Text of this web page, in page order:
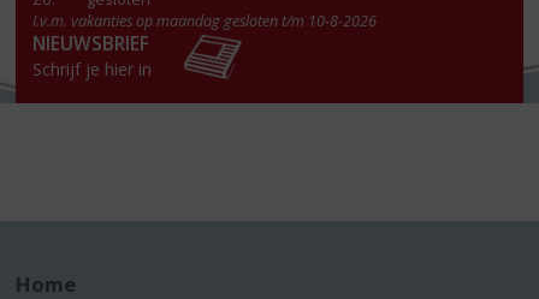
I.v.m. vakanties op maandag gesloten t/m 10-8-2026
NIEUWSBRIEF
Schrijf je hier in
Home